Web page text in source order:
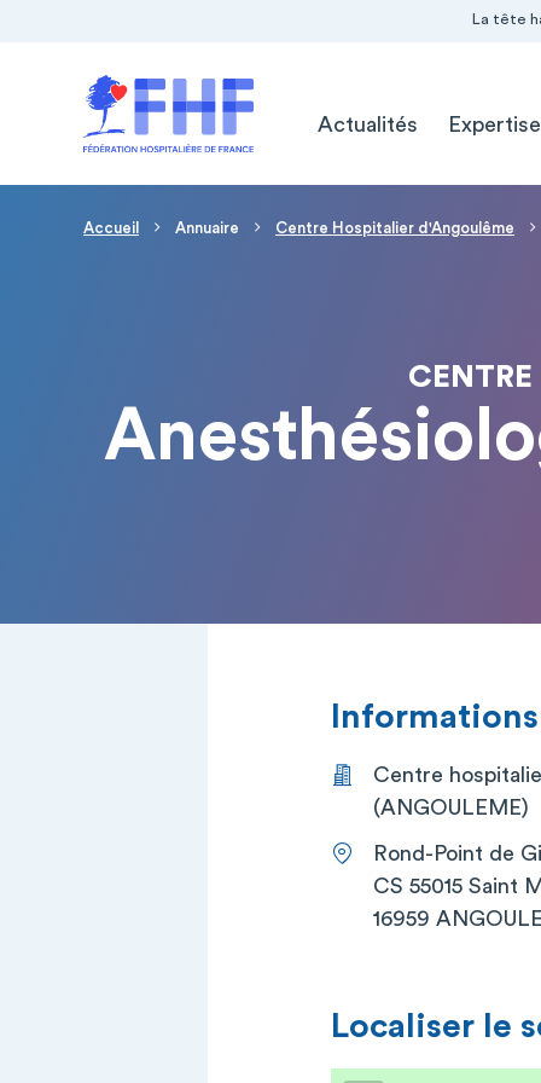
La tête
Actualités
Fil d'Ariane
Accueil Annuaire Centre Hospitalier d'Angoulême
Centre
(ANGOULEME)
Rond-Point de
CS 55015 Saint
16959
Localiser le